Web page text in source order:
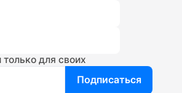
для своих
Подписаться